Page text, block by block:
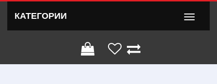
КАТЕГОРИИ